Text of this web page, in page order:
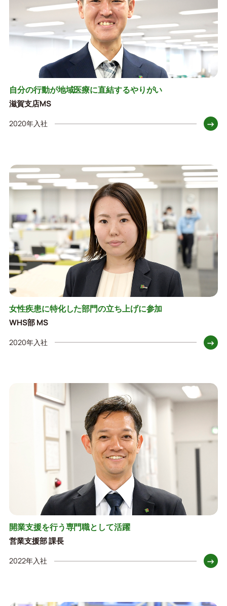
自分の行動が地域医療に直結するやりがい
滋賀支店MS
2020年入社 →
女性疾患に特化した部門の立ち上げに参加
WHS部 MS
2020年入社 →
開業支援を行う専門職として活躍
営業支援部 課長
2022年入社 →